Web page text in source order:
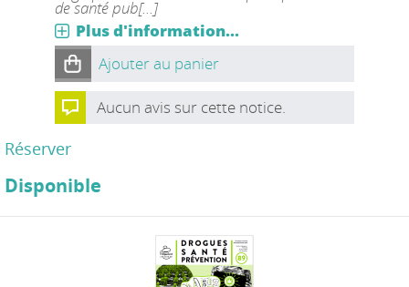
de santé pub[...]
Plus d'information...
Ajouter au panier
Aucun avis sur cette notice.
Réserver
Disponible